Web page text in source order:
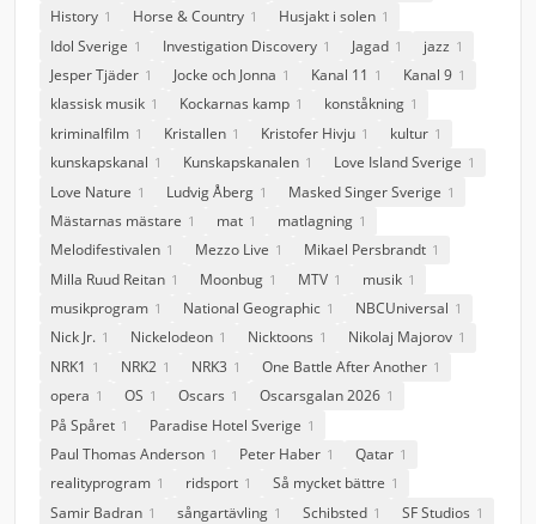
History 1 Horse & Country 1 Husjakt i solen 1
Idol Sverige 1 Investigation Discovery 1 Jagad 1 jazz 1
Jesper Tjäder 1 Jocke och Jonna 1 Kanal 11 1 Kanal 9 1
klassisk musik 1 Kockarnas kamp 1 konståkning 1
kriminalfilm 1 Kristallen 1 Kristofer Hivju 1 kultur 1
kunskapskanal 1 Kunskapskanalen 1 Love Island Sverige 1
Love Nature 1 Ludvig Åberg 1 Masked Singer Sverige 1
Mästarnas mästare 1 mat 1 matlagning 1
Melodifestivalen 1 Mezzo Live 1 Mikael Persbrandt 1
Milla Ruud Reitan 1 Moonbug 1 MTV 1 musik 1
musikprogram 1 National Geographic 1 NBCUniversal 1
Nick Jr. 1 Nickelodeon 1 Nicktoons 1 Nikolaj Majorov 1
NRK1 1 NRK2 1 NRK3 1 One Battle After Another 1
opera 1 OS 1 Oscars 1 Oscarsgalan 2026 1
På Spåret 1 Paradise Hotel Sverige 1
Paul Thomas Anderson 1 Peter Haber 1 Qatar 1
realityprogram 1 ridsport 1 Så mycket bättre 1
Samir Badran 1 sångartävling 1 Schibsted 1 SF Studios 1